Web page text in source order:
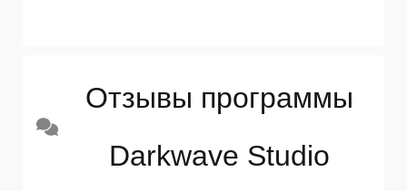
Отзывы программы
Darkwave Studio